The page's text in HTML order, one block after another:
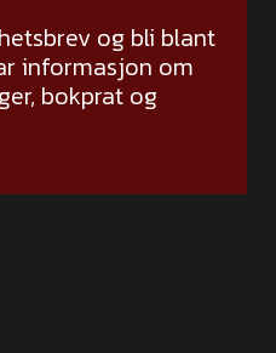
og bli blant
informasjon om
bokprat og